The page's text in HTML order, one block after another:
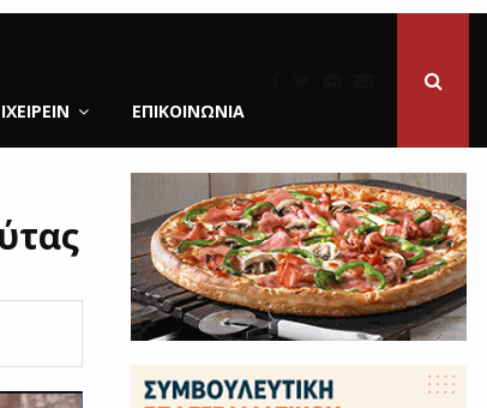
ΕΠΙΚΟΙΝΩΝΊΑ